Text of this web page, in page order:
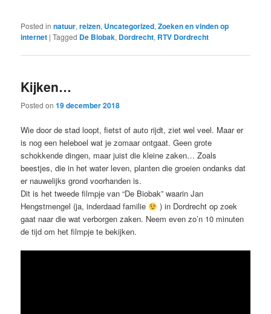
Posted in natuur,reizen, Uncategorized,Zoeken en vinden op
internet |Tagged De Biobak, Dordrecht, RTV Dordrecht
Kijken…
Posted on19 december 2018
Wie door de stad loopt, fietst of auto rijdt, ziet wel veel. Maar er
is nog een heleboel wat je zomaar ontgaat. Geen grote
schokkende dingen, maar juist die kleine zaken… Zoals
beestjes, die in het water leven, planten die groeien ondanks dat
er nauwelijks grond voorhanden is.
Dit is het tweede filmpje van “De Biobak” waarin Jan
Hengstmengel (ja, inderdaad familie
) in Dordrecht op zoek
gaat naar die wat verborgen zaken. Neem even zo’n 10 minuten
de tijd om het filmpje te bekijken.